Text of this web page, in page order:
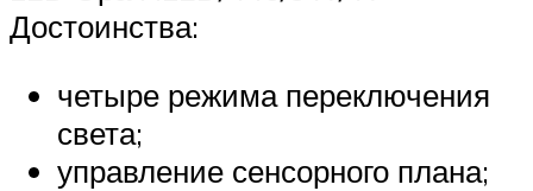
Достоинства:
четыре режима переключения
света;
управление сенсорного плана;